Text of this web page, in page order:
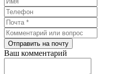
Отправить на почту
Ваш комментарий